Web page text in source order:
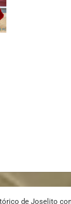
de Joselito